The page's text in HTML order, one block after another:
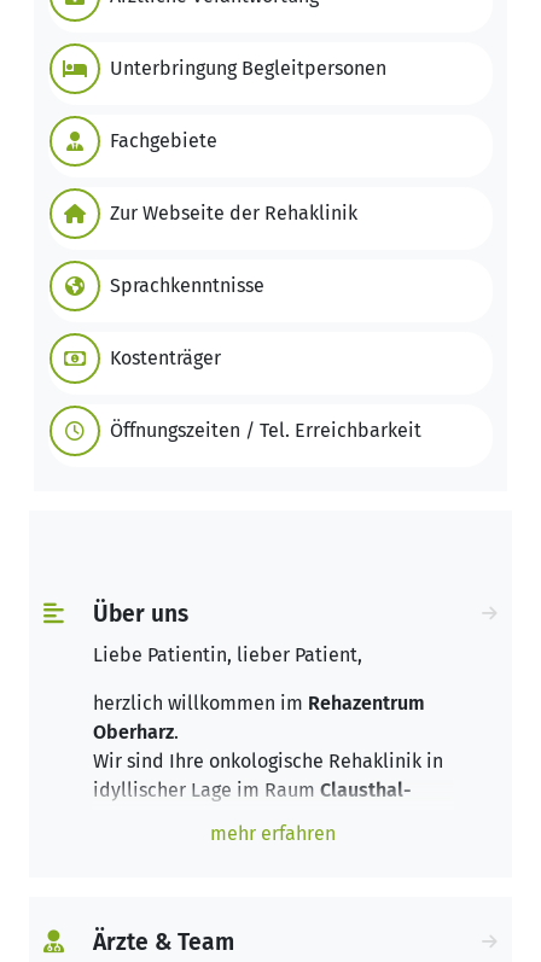
Unterbringung Begleitpersonen
Fachgebiete
Zur Webseite der Rehaklinik
Sprachkenntnisse
Kostenträger
Öffnungszeiten / Tel. Erreichbarkeit
Über uns
Liebe Patientin, lieber Patient,
herzlich willkommen im Rehazentrum
Oberharz.
Wir sind Ihre onkologische Rehaklinik in
idyllischer Lage im Raum Clausthal-
Entspannungs- und Pflegemöglichkeiten.
Unser kompetentes Ärzteteam mit dem
mehr erfahren
Ärzte & Team